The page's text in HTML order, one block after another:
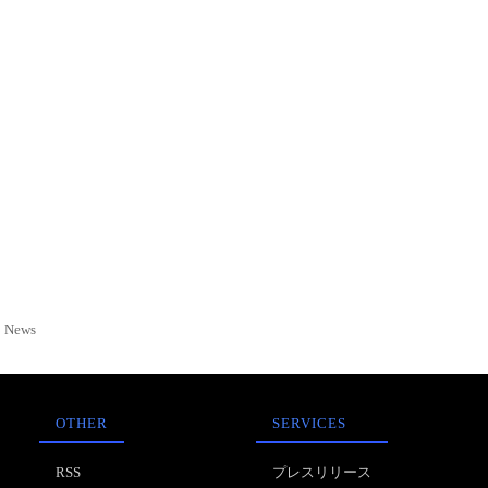
OTHER
RSS
SERVICES
プレスリリース